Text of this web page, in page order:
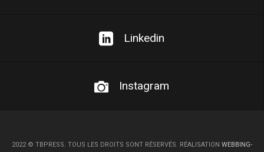
Linkedin
Instagram
2022 © TBPRESS. TOUS LES DROITS SONT RÉSERVÉS. RÉALISATION WEBBING-